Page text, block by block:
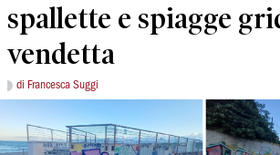
spallette e spiagge
vendetta
di Francesca Suggi